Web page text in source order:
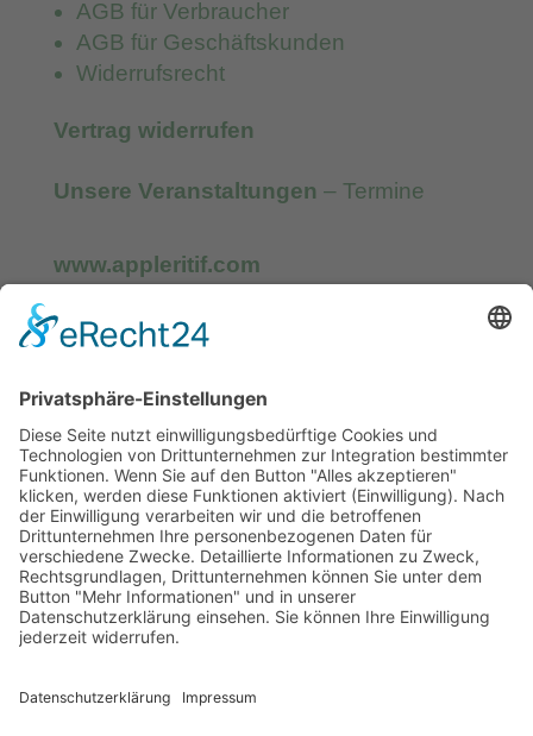
AGB für Verbraucher
AGB für Geschäftskunden
Widerrufsrecht
Vertrag widerrufen
Unsere Veranstaltungen – Termine
www.appleritif.com